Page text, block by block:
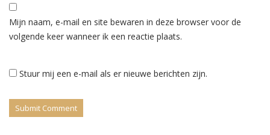
Mijn naam, e-mail en site bewaren in deze browser voor de
volgende keer wanneer ik een reactie plaats.
Stuur mij een e-mail als er nieuwe berichten zijn.